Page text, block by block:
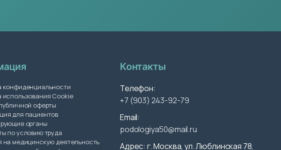
конфиденциальности
использования Cookie
оферты
для пациентов
органы
по условию труда
на медицинскую деятельность
Контакты
Телефон:
+7 (903) 243-92-79
Email:
podologiya50@mail.ru
Адрес: г. Москва, ул. Люблинская 78,